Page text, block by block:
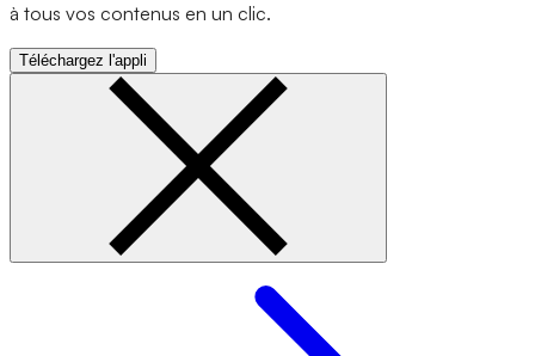
à tous vos contenus en un clic.
Téléchargez l'appli